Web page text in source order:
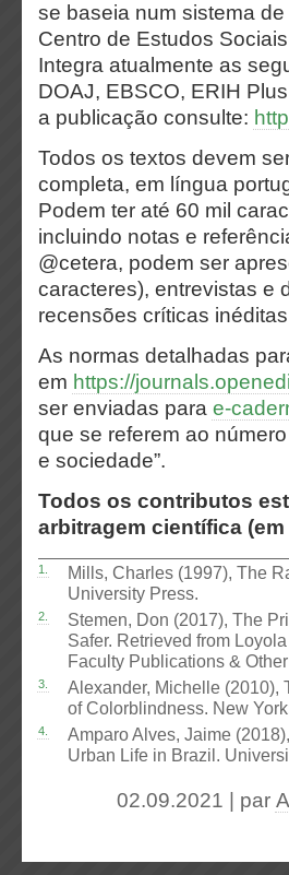
se baseia num sistema
Centro de Estudos
Integra atualmente as
DOAJ, EBSCO, ERIH
a publicação consulte:
Todos os textos devem
completa, em língua
Podem ter até 60 mil
incluindo notas e
@cetera, podem ser
caracteres), entrevistas e
recensões críticas
As normas detalhadas
em https://
ser enviadas para e-
que se referem ao
e sociedade”.
Todos os contributos
arbitragem científica (em
1.
Mills, Charles (1997), The
University Press.
2.
Stemen, Don (2017), The
Safer. Retrieved from
Faculty Publications &
3.
Alexander, Michelle (2010),
of Colorblindness. New
4.
Amparo Alves, Jaime
Urban Life in Brazil.
02.09.2021 | par